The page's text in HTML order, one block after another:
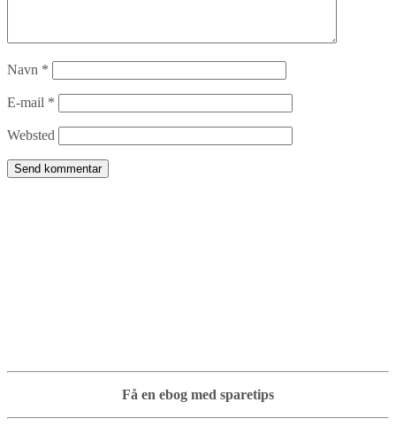
Navn *
E-mail *
Websted
Få en ebog med sparetips